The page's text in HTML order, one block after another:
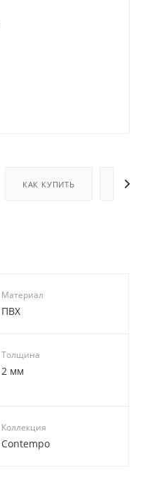
КАК КУПИТЬ
Материал
ПВХ
Толщина
2 мм
Коллекция
Contempo